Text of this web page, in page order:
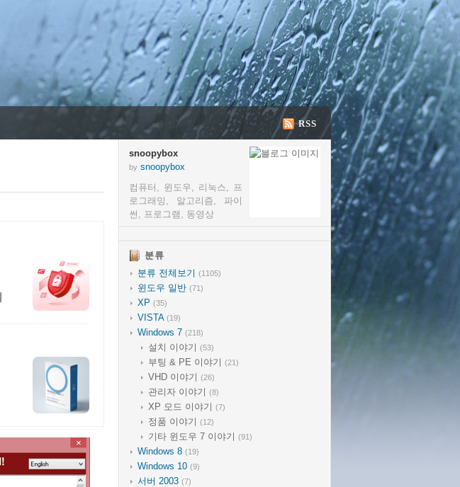
RSS
snoopybox
by snoopybox
컴퓨터, 윈도우, 리눅스, 프
로그래밍, 알고리즘, 파이
썬, 프로그램, 동영상
분류
분류
분류 전체보기 (1105)
윈도우 일반 (71)
XP (35)
VISTA (19)
Windows 7 (218)
설치 이야기 (53)
부팅 & PE 이야기 (21)
VHD 이야기 (26)
관리자 이야기 (8)
XP 모드 이야기 (7)
정품 이야기 (12)
기타 윈도우 7 이야기 (91)
Windows 8 (19)
Windows 10 (9)
서버 2003 (7)